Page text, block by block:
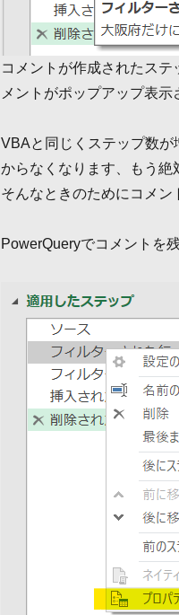
コメントが作成されたス
メントがポップアップ表
VBAと同じくステップ数
からなくなります、もう絶
そんなときのためにコメン
PowerQueryでコメントを